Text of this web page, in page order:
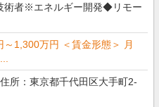
術者※エネルギー開発◆リモー
～1,300万円 ＜賃金形態＞ 月
所：東京都千代田区大手町2-